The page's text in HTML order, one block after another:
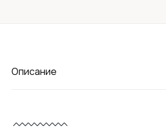
Описание